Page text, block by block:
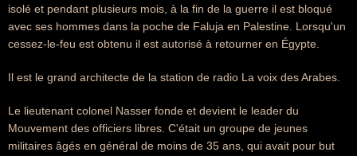
isolé et pendant plusieurs mois, à la fin de la guerre il est bloqué
avec ses hommes dans la poche de Faluja en Palestine. Lorsqu'un
cessez-le-feu est obtenu il est autorisé à retourner en Égypte.
Il est le grand architecte de la station de radio La voix des Arabes.
Le lieutenant colonel Nasser fonde et devient le leader du
Mouvement des officiers libres. C'était un groupe de jeunes
militaires âgés en général de moins de 35 ans, qui avait pour but